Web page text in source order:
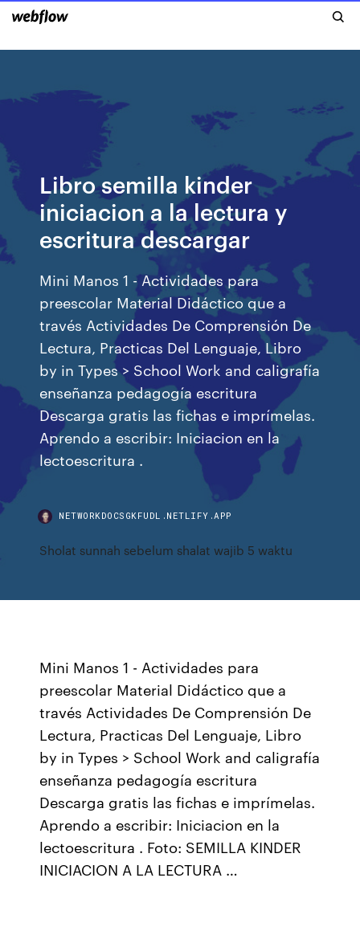
Libro semilla kinder
iniciacion a la lectura y
escritura descargar
Mini Manos 1 - Actividades para
preescolar Material Didáctico que a
través Actividades De Comprensión De
Lectura, Practicas Del Lenguaje, Libro
by in Types > School Work and caligrafía
enseñanza pedagogía escritura
Descarga gratis las fichas e imprímelas.
Aprendo a escribir: Iniciacion en la
lectoescritura .
NETWORKDOCSGKFUDL.NETLIFY.APP
Sholat sunnah sebelum shalat wajib 5 waktu
Mini Manos 1 - Actividades para
preescolar Material Didáctico que a
través Actividades De Comprensión De
Lectura, Practicas Del Lenguaje, Libro
by in Types > School Work and caligrafía
enseñanza pedagogía escritura
Descarga gratis las fichas e imprímelas.
Aprendo a escribir: Iniciacion en la
lectoescritura . Foto: SEMILLA KINDER
INICIACION A LA LECTURA …